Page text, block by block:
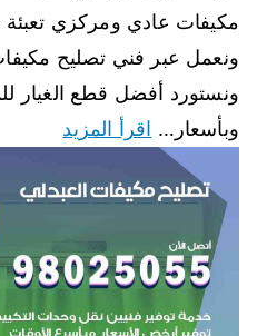
مكيفات عادي ومركزي تعبئة
ونعمل عبر فني تصليح
ونستورد أفضل قطع الغيار
وبأسعار… اقرأ المزيد